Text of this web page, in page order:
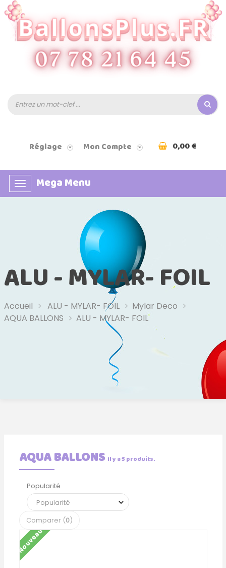
Réglage Mon Compte 0,00 €
Basculer
la
Mega Menu
ALU - MYLAR- FOIL
Accueil ALU - MYLAR- FOIL
Mylar Deco
AQUA BALLONS
ALU - MYLAR- FOIL
AQUA BALLONS Il y a 5 produits.
Popularité
Comparer (0)
Nouveau